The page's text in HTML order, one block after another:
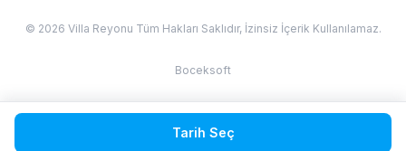
© 2026 Villa Reyonu Tüm Hakları Saklıdır, İzinsiz İçerik Kullanılamaz.
Boceksoft
Fethiye Kas Kalkan 2
Tarih Seç